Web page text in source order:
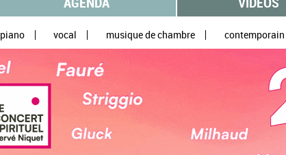
piano vocal musique de chambre contemporain